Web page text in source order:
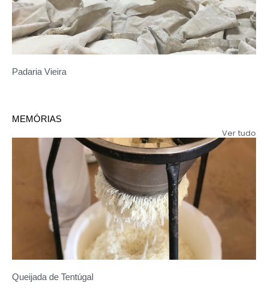
Padaria Vieira
MEMÓRIAS
Ver tudo
Queijada de Tentúgal